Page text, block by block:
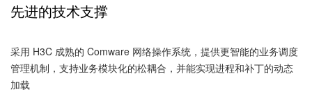
各种应用场景下的云网络 VPN 接入，畅享云网络服务。
MSR3600-XS 综合业务出口网关产品包括：MSR3660-XS、
MSR3640-XS、MSR3620-X1-XS、MSR3620-XS、MSR3610-
XS、MSR3600-28-XS。
先进的技术支撑
采用 H3C 成熟的 Comware 网络操作系统，提供更智能的业务调度
管理机制，支持业务模块化的松耦合，并能实现进程和补丁的动态
加载